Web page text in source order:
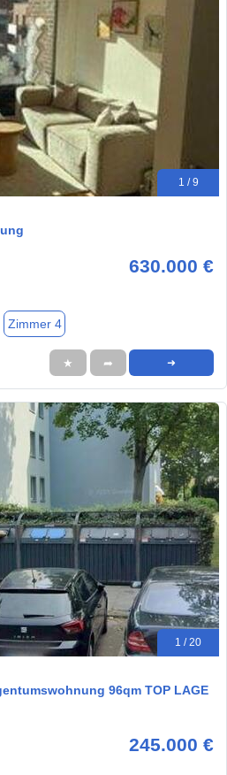
1 / 9
630.000 €
Zimmer 4
★ ➦ ➜
1 / 20
96qm TOP LAGE
245.000 €